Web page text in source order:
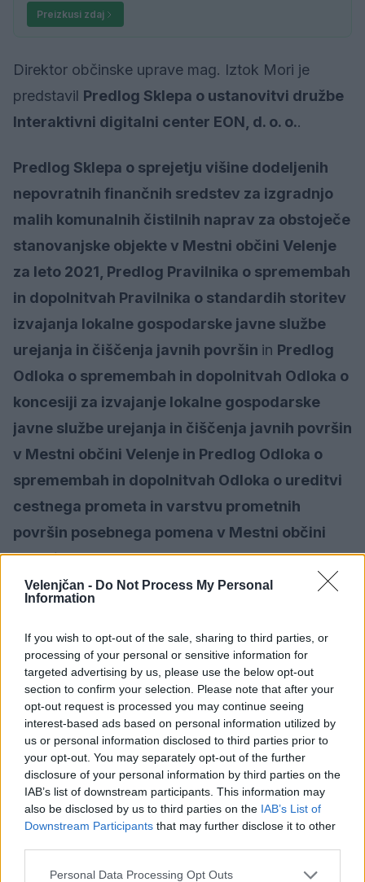
Velenjčan - Do Not Process My Personal
Information
If you wish to opt-out of the sale, sharing to third parties, or
processing of your personal or sensitive information for
targeted advertising by us, please use the below opt-out
section to confirm your selection. Please note that after your
opt-out request is processed you may continue seeing
interest-based ads based on personal information utilized by
us or personal information disclosed to third parties prior to
your opt-out. You may separately opt-out of the further
disclosure of your personal information by third parties on the
IAB’s list of downstream participants. This information may
also be disclosed by us to third parties on the IAB’s List of
Downstream Participants that may further disclose it to other
Personal Data Processing Opt Outs
Preizkusi zdaj
Direktor občinske uprave mag. Iztok Mori je
predstavil Predlog Sklepa o ustanovitvi družbe
Interaktivni digitalni center EON, d. o. o..
Predlog Sklepa o sprejetju višine dodeljenih
nepovratnih finančnih sredstev za izgradnjo
malih komunalnih čistilnih naprav za obstoječe
stanovanjske objekte v Mestni občini Velenje
za leto 2021, Predlog Pravilnika o spremembah
in dopolnitvah Pravilnika o standardih storitev
izvajanja lokalne gospodarske javne službe
urejanja in čiščenja javnih površin in Predlog
Odloka o spremembah in dopolnitvah Odloka o
koncesiji za izvajanje lokalne gospodarske
javne službe urejanja in čiščenja javnih površin
v Mestni občini Velenje in Predlog Odloka o
spremembah in dopolnitvah Odloka o ureditvi
cestnega prometa in varstvu prometnih
površin posebnega pomena v Mestni občini
Velenjeje predstavil vodja Urada za komunalne
dejavnosti Anton Brodnik.
Predlog Pravilnika o spremembah in
dopolnitvah Pravilnika o enkratni denarni
pomoči za novorojence v Mestni občini
Velenje,s katerim v Mestni občini Velenje
zvišujejo denarno pomoč ob rojstvu na višino 300
evrov, je predstavil vodja Urada za družbene
dejavnosti Drago Martinšek.
Vodja Urada za premoženje in investicije Alenka